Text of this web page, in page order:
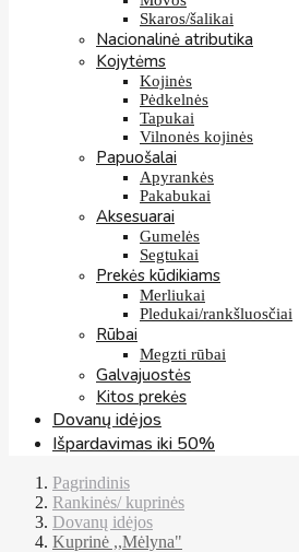
Skaros/šalikai
Nacionalinė atributika
Kojytėms
Kojinės
Pėdkelnės
Tapukai
Vilnonės kojinės
Papuošalai
Apyrankės
Pakabukai
Aksesuarai
Gumelės
Segtukai
Prekės kūdikiams
Merliukai
Pledukai/rankšluosčiai
Rūbai
Megzti rūbai
Galvajuostės
Kitos prekės
Dovanų idėjos
Išpardavimas iki 50%
Pagrindinis
Rankinės/ kuprinės
Dovanų idėjos
Kuprinė ,,Mėlyna"